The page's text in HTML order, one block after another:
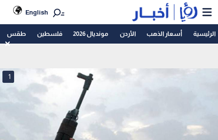
English
الرئيسية أسعار الذهب الأردن مونديال 2026 فلسطين طقس
1